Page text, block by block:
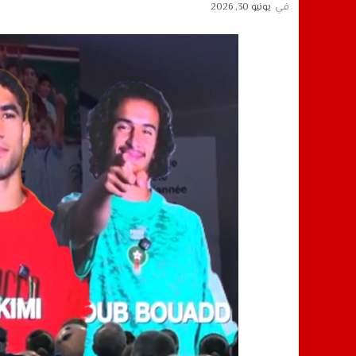
في يونيو 30, 2026